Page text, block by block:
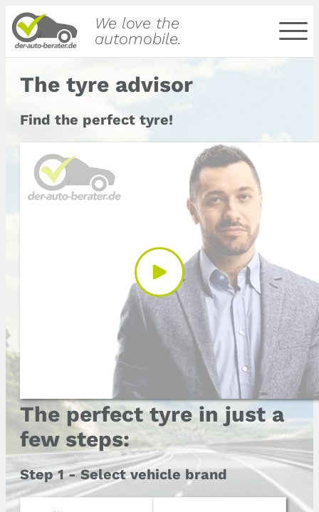
We love the
automobile.
The tyre advisor
Find the perfect tyre!
The perfect tyre in just a
few steps:
Step 1 - Select vehicle brand